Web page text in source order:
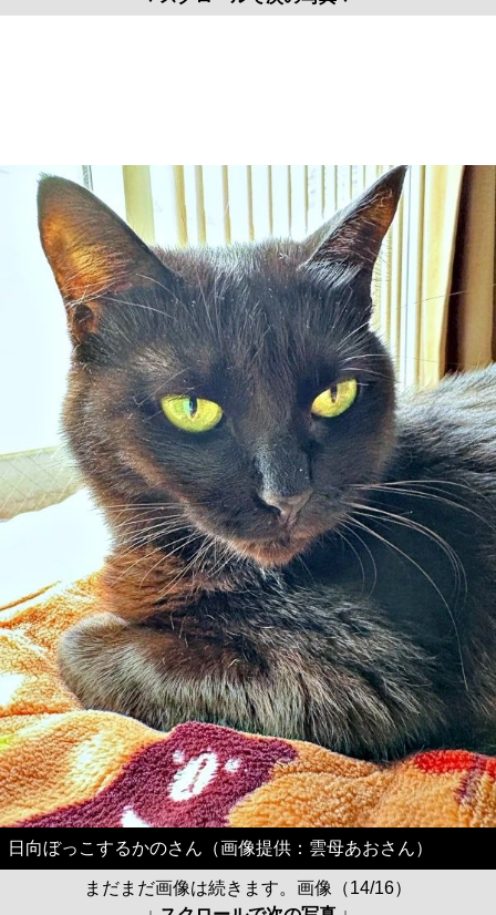
日向ぼっこするかのさん（画像提供：雲母あおさん）
まだまだ画像は続きます。画像（14/16）